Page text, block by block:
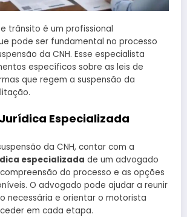
trânsito é um profissional
pode ser fundamental no processo
da CNH. Esse especialista
específicos sobre as leis de
que regem a suspensão da
Especializada
da CNH, contar com a
especializada de um advogado
do processo e as opções
O advogado pode ajudar a reunir
necessária e orientar o motorista
em cada etapa.